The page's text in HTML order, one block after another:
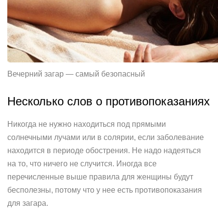
Вечерний загар — самый безопасный
Несколько слов о противопоказаниях
Никогда не нужно находиться под прямыми
солнечными лучами или в солярии, если заболевание
находится в периоде обострения. Не надо надеяться
на то, что ничего не случится. Иногда все
перечисленные выше правила для женщины будут
бесполезны, потому что у нее есть противопоказания
для загара.